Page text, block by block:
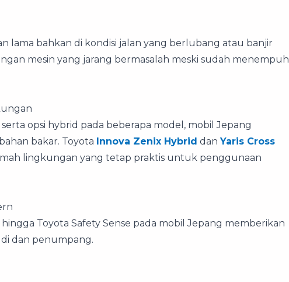
lama bahkan di kondisi jalan yang berlubang atau banjir
mesin yang jarang bermasalah meski sudah menempuh
opsi hybrid pada beberapa model, mobil Jepang
bakar. Toyota Innova Zenix Hybrid danYaris Cross
lingkungan yang tetap praktis untuk penggunaan
hingga Toyota Safety Sense pada mobil Jepang memberikan
dan penumpang.